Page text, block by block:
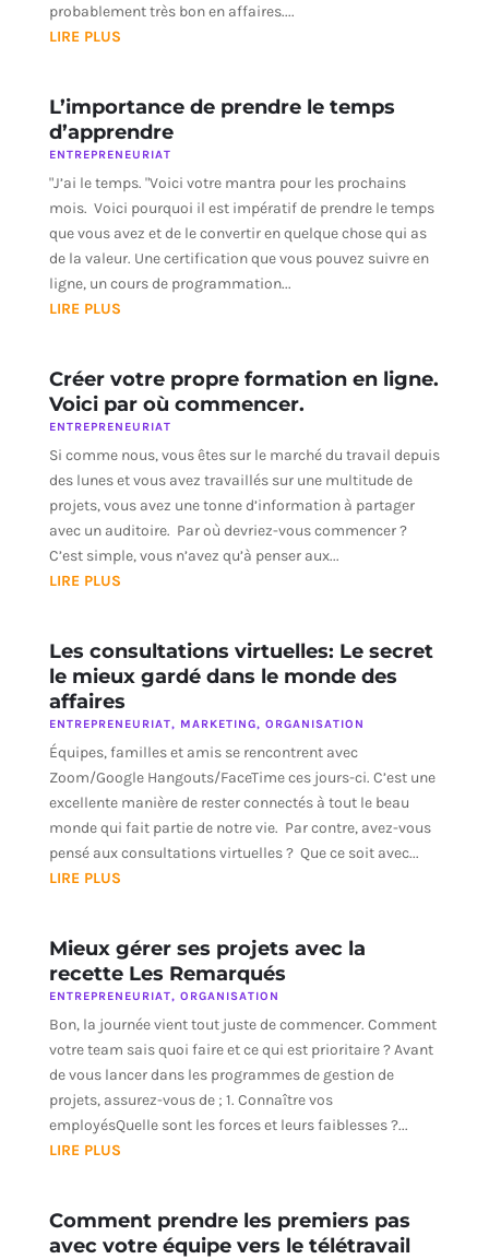
probablement très bon en affaires....
LIRE PLUS
L’importance de prendre le temps
d’apprendre
ENTREPRENEURIAT
"J’ai le temps. "Voici votre mantra pour les prochains
mois. Voici pourquoi il est impératif de prendre le temps
que vous avez et de le convertir en quelque chose qui as
de la valeur. Une certification que vous pouvez suivre en
ligne, un cours de programmation...
LIRE PLUS
Créer votre propre formation en ligne.
Voici par où commencer.
ENTREPRENEURIAT
Si comme nous, vous êtes sur le marché du travail depuis
des lunes et vous avez travaillés sur une multitude de
projets, vous avez une tonne d’information à partager
avec un auditoire. Par où devriez-vous commencer ?
C’est simple, vous n’avez qu’à penser aux...
LIRE PLUS
Les consultations virtuelles: Le secret
le mieux gardé dans le monde des
affaires
ENTREPRENEURIAT, MARKETING, ORGANISATION
Équipes, familles et amis se rencontrent avec
Zoom/Google Hangouts/FaceTime ces jours-ci. C’est une
excellente manière de rester connectés à tout le beau
monde qui fait partie de notre vie. Par contre, avez-vous
pensé aux consultations virtuelles ? Que ce soit avec...
LIRE PLUS
Mieux gérer ses projets avec la
recette Les Remarqués
ENTREPRENEURIAT, ORGANISATION
Bon, la journée vient tout juste de commencer. Comment
votre team sais quoi faire et ce qui est prioritaire ? Avant
de vous lancer dans les programmes de gestion de
projets, assurez-vous de ; 1. Connaître vos
employésQuelle sont les forces et leurs faiblesses ?...
LIRE PLUS
Comment prendre les premiers pas
avec votre équipe vers le télétravail